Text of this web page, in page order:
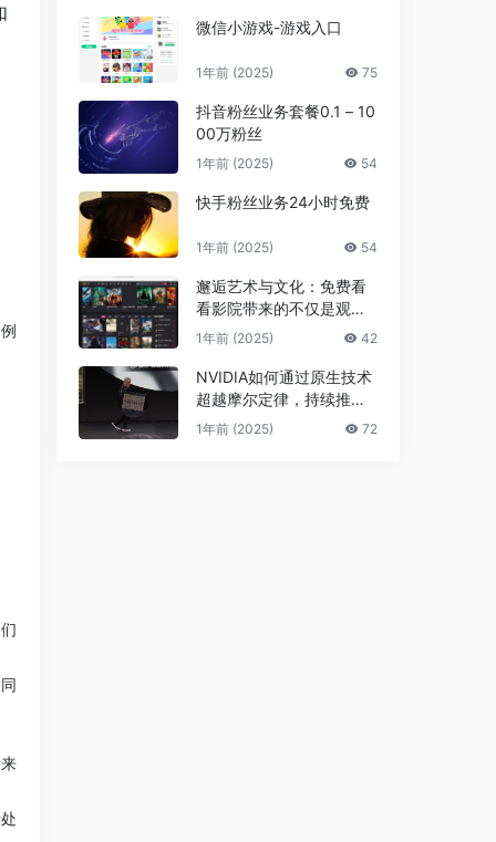
微信小游戏-游戏入口
1年前 (2025) 75
抖音粉丝业务套餐0.1 – 10
00万粉丝
1年前 (2025) 54
快手粉丝业务24小时免费
1年前 (2025) 54
邂逅艺术与文化：免费看
看影院带来的不仅是观影
享受，更是精神的共鸣
1年前 (2025) 42
NVIDIA如何通过原生技术
超越摩尔定律，持续推进A
I发展
1年前 (2025) 72